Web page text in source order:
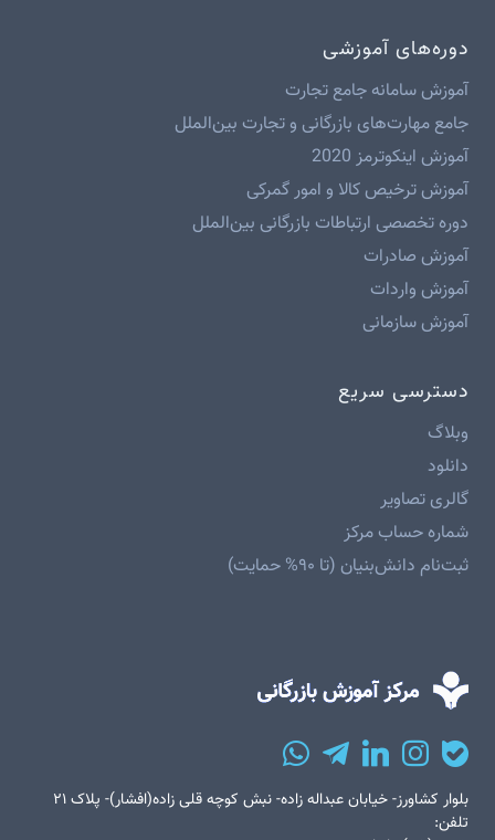
دوره‌های آموزشی
آموزش سامانه جامع تجارت
جامع مهارت‌های بازرگانی و تجارت بین‌الملل
آموزش اینکوترمز 2020
آموزش ترخیص کالا و امور گمرکی
دوره تخصصی ارتباطات بازرگانی بین‌الملل
آموزش صادرات
آموزش واردات
آموزش سازمانی
دسترسی سریع
وبلاگ
دانلود
گالری تصاویر
شماره حساب مرکز
ثبت‌نام دانش‌بنیان (تا ۹۰% حمایت)
بلوار کشاورز- خیابان عبداله زاده- نبش کوچه قلی زاده(افشار)- پلاک ۲۱
تلفن: